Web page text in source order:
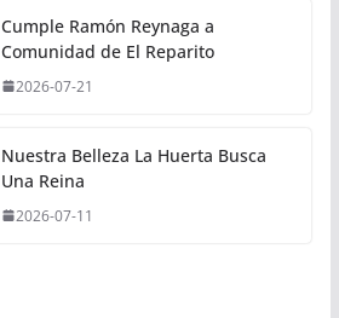
Cumple Ramón Reynaga a
Comunidad de El Reparito
2026-07-21
Nuestra Belleza La Huerta Busca
Una Reina
2026-07-11